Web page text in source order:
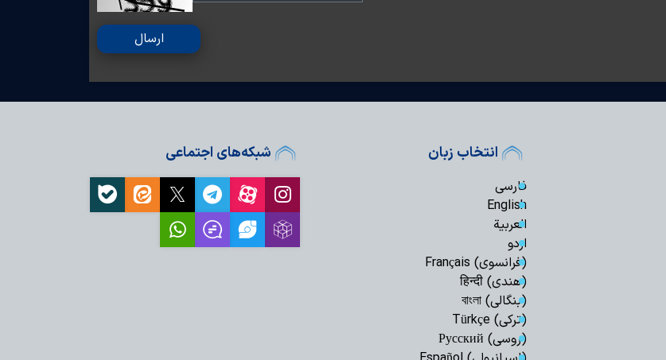
ارسال
انتخاب زبان
فارسی
English
العربیة
اردو
(فرانسوی) Français
(هندی) हिन्दी
(بنگالی) বাংলা
(ترکی) Türkçe
(روسی) Русский
شبکه‌های اجتماعی